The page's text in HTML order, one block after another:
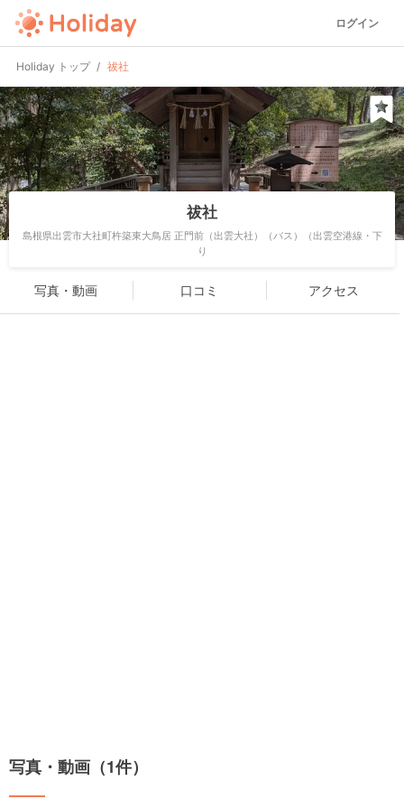
ログイン
Holiday トップ 祓社
祓社
島根県出雲市大社町杵築東大鳥居 正門前（出雲大社）（バス）（出雲空港線・下
り
写真・動画 口コミ アクセス
写真・動画（1件）